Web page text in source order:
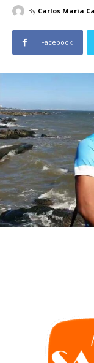
By Carlos María
Facebook